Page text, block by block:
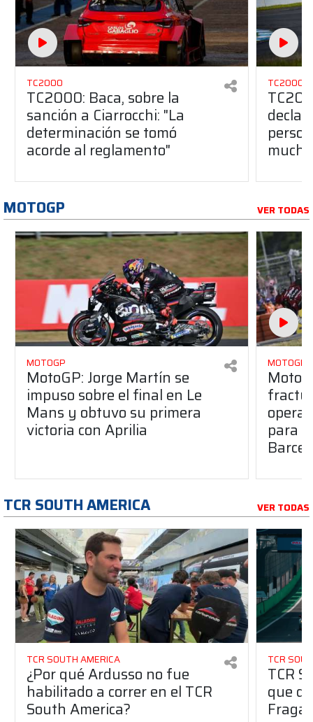
TC2000
TC2000: Baca, sobre la
sanción a Ciarrocchi: "La
determinación se tomó
acorde al reglamento"
TC2000
MOTOGP VER TODAS
MOTOGP
MotoGP: Jorge Martín se
impuso sobre el final en Le
Mans y obtuvo su primera
victoria con Aprilia
MOTOGP
para
TCR SOUTH AMERICA VER TODAS
TCR SOUTH AMERICA
¿Por qué Ardusso no fue
habilitado a correr en el TCR
South America?
TCR
TCR
que
Fraga